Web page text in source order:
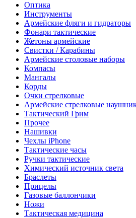
Оптика
Инструменты
Армейские фляги и гидраторы
Фонари тактические
Жетоны армейские
Свистки / Карабины
Армейские столовые наборы
Компасы
Мангалы
Корды
Очки стрелковые
Армейские стрелковые
Тактический Грим
Прочее
Нашивки
Чехлы iPhone
Тактические часы
Ручки тактические
Химический источник света
Браслеты
Прицелы
Газовые баллончики
Ножи
Тактическая медицина